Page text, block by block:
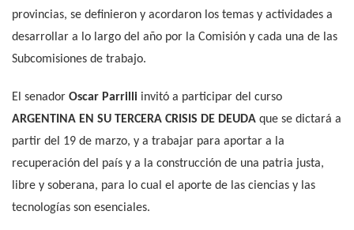
provincias, se definieron y acordaron los temas y actividades a
desarrollar a lo largo del año por la Comisión y cada una de las
Subcomisiones de trabajo.
El senador Oscar Parrilli invitó a participar del curso
ARGENTINA EN SU TERCERA CRISIS DE DEUDA que se dictará a
partir del 19 de marzo, y a trabajar para aportar a la
recuperación del país y a la construcción de una patria justa,
libre y soberana, para lo cual el aporte de las ciencias y las
tecnologías son esenciales.